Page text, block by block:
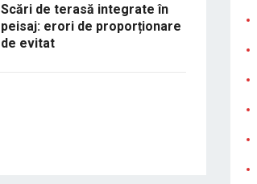
Scări de terasă integrate în
peisaj: erori de proporționare
de evitat